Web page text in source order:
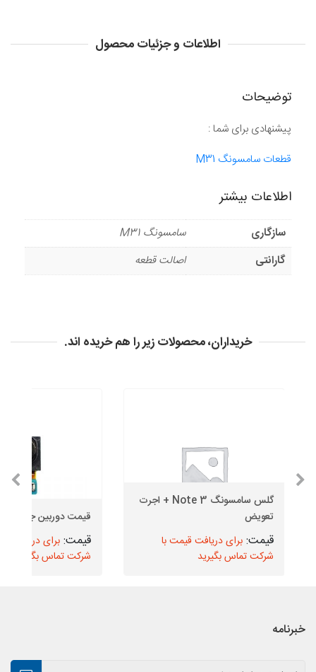
اطلاعات و جزئیات محصول
توضیحات
پیشنهادی برای شما :
قطعات سامسونگ M31
اطلاعات بیشتر
سازگاری
سامسونگ M31
گارانتی
اصالت قطعه
خریداران، محصولات زیر را هم خریده اند.
گلس سامسونگ Note 3 + اجرت
تعویض
برای دریافت قیمت با
شرکت تماس بگیرید
قیمت دوربین جلو J4 Core
برای دریافت
شرکت تماس بگیرید
خبرنامه